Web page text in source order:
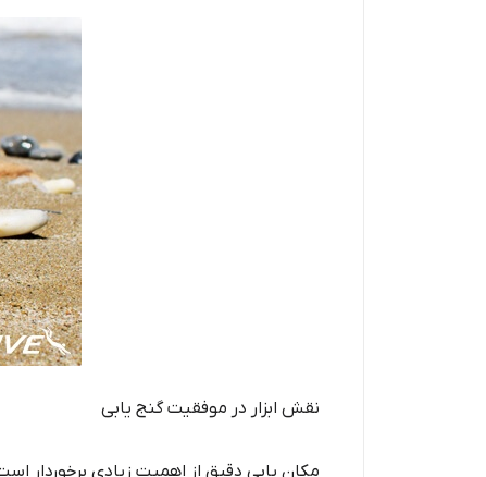
نقش ابزار در موفقیت گنج یابی
مکان یابی دقیق از اهمیت زیادی برخوردار